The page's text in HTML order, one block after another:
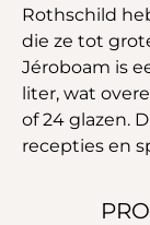
Rothschild
die ze tot
Jéroboam is
liter, wat
of 24 glazen.
recepties en